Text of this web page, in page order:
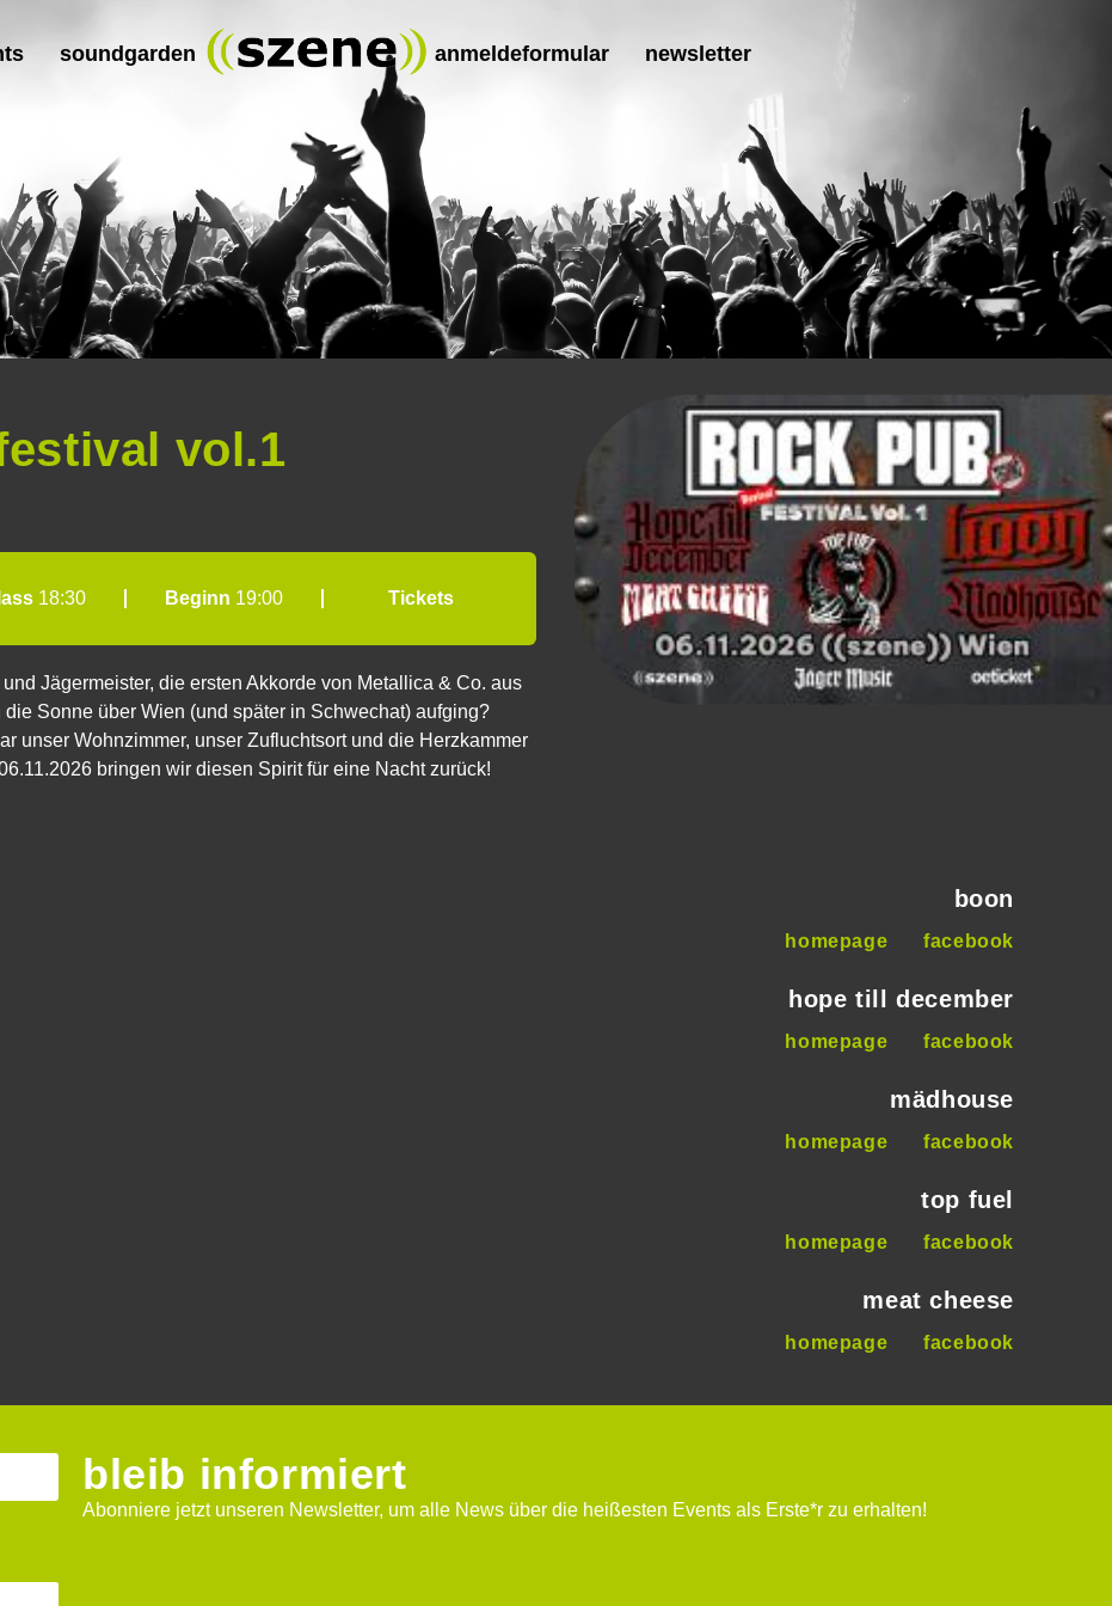
soundgarden anmeldeformular newsletter
vol.1
18:30 Beginn 19:00 Tickets
Jägermeister, die ersten Akkorde von Metallica & Co. aus
Sonne über Wien (und später in Schwechat) aufging?
unser Wohnzimmer, unser Zufluchtsort und die Herzkammer
bringen wir diesen Spirit für eine Nacht zurück!
boon
homepage facebook
hope till december
homepage facebook
mädhouse
homepage facebook
top fuel
homepage facebook
meat cheese
homepage facebook
bleib informiert
Abonniere jetzt unseren Newsletter, um alle News über die heißesten Events als Erste*r zu erhalten!